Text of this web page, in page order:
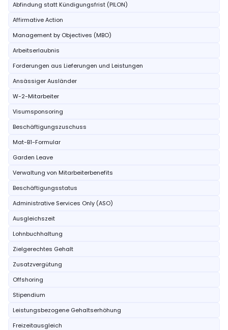
Abfindung statt Kündigungsfrist (PILON)
Affirmative Action
Management by Objectives (MBO)
Arbeitserlaubnis
Forderungen aus Lieferungen und Leistungen
Ansässiger Ausländer
W-2-Mitarbeiter
Visumsponsoring
Beschäftigungszuschuss
Mat-B1-Formular
Garden Leave
Verwaltung von Mitarbeiterbenefits
Beschäftigungsstatus
Administrative Services Only (ASO)
Ausgleichszeit
Lohnbuchhaltung
Zielgerechtes Gehalt
Zusatzvergütung
Offshoring
Stipendium
Leistungsbezogene Gehaltserhöhung
Freizeitausgleich